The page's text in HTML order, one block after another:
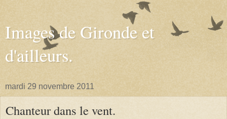
Images de Gironde et
d'ailleurs.
mardi 29 novembre 2011
Chanteur dans le vent.